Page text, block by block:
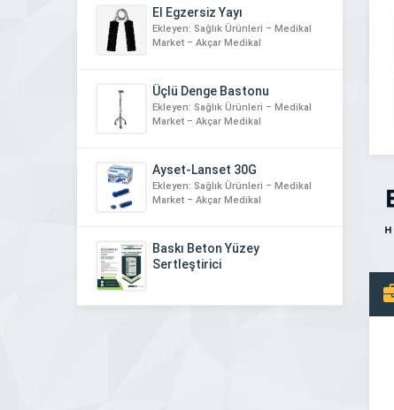
El Egzersiz Yayı
Ekleyen: Sağlık Ürünleri – Medikal
Market – Akçar Medikal
Üçlü Denge Bastonu
Ekleyen: Sağlık Ürünleri – Medikal
Market – Akçar Medikal
Ayset-Lanset 30G
Ekleyen: Sağlık Ürünleri – Medikal
Market – Akçar Medikal
Baskı Beton Yüzey
Sertleştirici